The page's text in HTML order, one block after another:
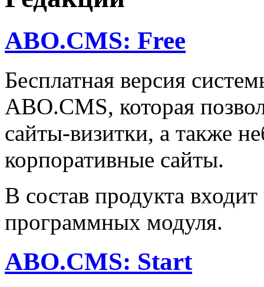
ABO.CMS: Free
Бесплатная версия
ABO.CMS, которая
сайты-визитки, а также
корпоративные сайты.
В состав продукта
программных модуля.
ABO.CMS: Start